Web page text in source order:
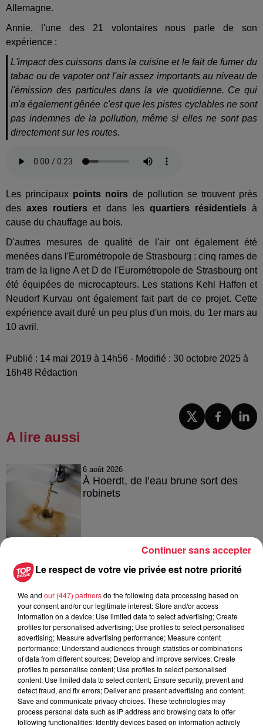
Allemagne.
Annie, l'une des 21 volontaires nous parle de son
expérience :
L'impact des cuissons dans la cuisine et le fait de fumer du
tabac ou de vapoter ont l'air assez importants au niveau de
l'émission des particules dans la vie quotidienne. Ce qui
m'a également gênée c'est que les pistes cyclables ne sont
pas indemnes de la pollution, même si elles ne sont pas
directement sur les routes.
Les principaux points noirs de pollution se trouvent près
desaxes routiers et dans les quartiers résidentielsà
cause du chauffage au bois.
D'autres mesures de qualité de l'air ont également été
menées dans l'Eurométropole de Strasbourg : cinq rames de
tram de la ligne A et D de l'Eurométropole de Strasbourg ont
été équipées de microcapteurs. Les stations Kehl Haffen et
Neudorf Kurvau ont également fait part de ce projet. Cette
expérience avait duré un peu plus d'un mois, du 1er mars au
10 avril.
Publié : 14 mai 2019 à 14h56 - Modifié : 30 octobre 2025 à
16h48 Rédaction
A lire aussi
6 août 2026
À Hoerdt, de l’eau brune sort des
robinets
Catherine Trautmann réagit
6 août 2026
Au zoo de Mulhouse : rencontre
avec les flamants rouges
Le respect de votre vie privée est notre priorité
We and our (447) partnersdo the following data processing based on
your consent and/or our legitimate interest: Store and/or access
information on a device; Use limited data to select advertising; Create
profiles for personalised advertising; Use profiles to select personalised
advertising; Measure advertising performance; Measure content
performance; Understand audiences through statistics or combinations
of data from different sources; Develop and improve services; Create
profiles to personalise content; Use profiles to select personalised
content; Use limited data to select content; Ensure security, prevent and
detect fraud, and fix errors; Deliver and present advertising and content;
Save and communicate privacy choices. These technologies may
process personal data such as IP address and browsing data to offer
following functionalities: Identify devices based on information actively
Continuer sans accepter